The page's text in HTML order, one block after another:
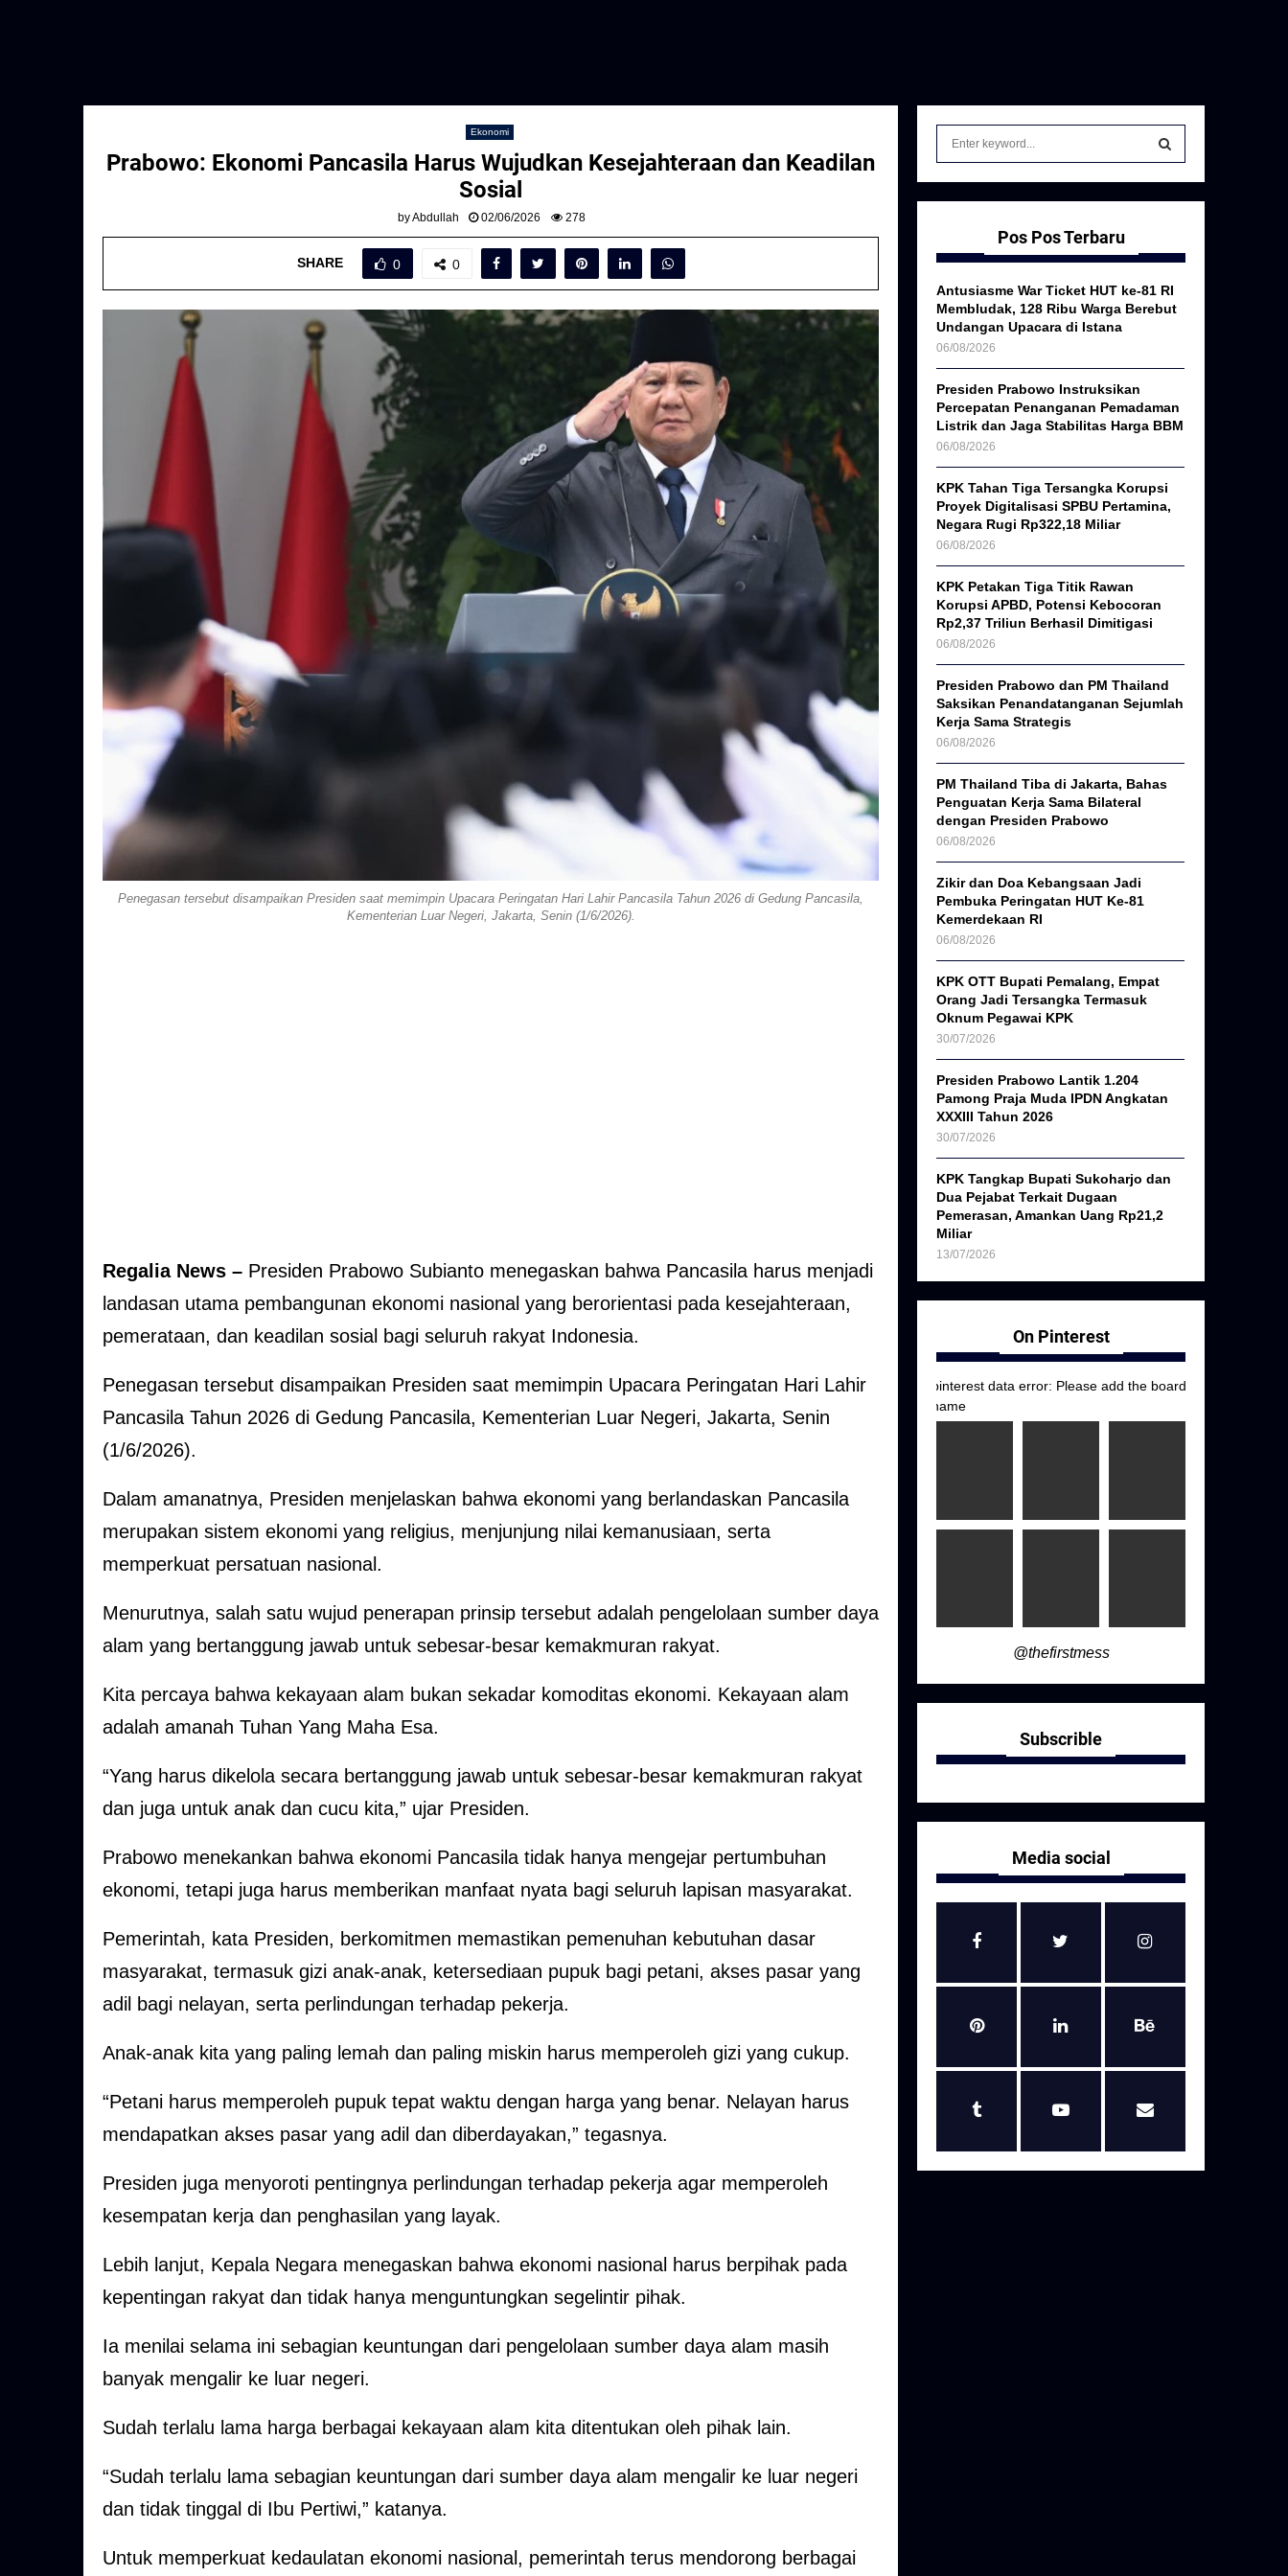
Ekonomi
Prabowo: Ekonomi Pancasila Harus Wujudkan Kesejahteraan dan Keadilan
Sosial
byAbdullah 02/06/2026 278
SHARE 0 0
Penegasan tersebut disampaikan Presiden saat memimpin Upacara Peringatan Hari Lahir Pancasila Tahun 2026 di Gedung Pancasila,
Kementerian Luar Negeri, Jakarta, Senin (1/6/2026).
Regalia News – Presiden Prabowo Subianto menegaskan bahwa Pancasila harus menjadi
landasan utama pembangunan ekonomi nasional yang berorientasi pada kesejahteraan,
pemerataan, dan keadilan sosial bagi seluruh rakyat Indonesia.
Penegasan tersebut disampaikan Presiden saat memimpin Upacara Peringatan Hari Lahir
Pancasila Tahun 2026 di Gedung Pancasila, Kementerian Luar Negeri, Jakarta, Senin
(1/6/2026).
Dalam amanatnya, Presiden menjelaskan bahwa ekonomi yang berlandaskan Pancasila
merupakan sistem ekonomi yang religius, menjunjung nilai kemanusiaan, serta
memperkuat persatuan nasional.
Menurutnya, salah satu wujud penerapan prinsip tersebut adalah pengelolaan sumber daya
alam yang bertanggung jawab untuk sebesar-besar kemakmuran rakyat.
Kita percaya bahwa kekayaan alam bukan sekadar komoditas ekonomi. Kekayaan alam
adalah amanah Tuhan Yang Maha Esa.
“Yang harus dikelola secara bertanggung jawab untuk sebesar-besar kemakmuran rakyat
dan juga untuk anak dan cucu kita,” ujar Presiden.
Prabowo menekankan bahwa ekonomi Pancasila tidak hanya mengejar pertumbuhan
ekonomi, tetapi juga harus memberikan manfaat nyata bagi seluruh lapisan masyarakat.
Pemerintah, kata Presiden, berkomitmen memastikan pemenuhan kebutuhan dasar
masyarakat, termasuk gizi anak-anak, ketersediaan pupuk bagi petani, akses pasar yang
adil bagi nelayan, serta perlindungan terhadap pekerja.
Anak-anak kita yang paling lemah dan paling miskin harus memperoleh gizi yang cukup.
“Petani harus memperoleh pupuk tepat waktu dengan harga yang benar. Nelayan harus
mendapatkan akses pasar yang adil dan diberdayakan,” tegasnya.
Presiden juga menyoroti pentingnya perlindungan terhadap pekerja agar memperoleh
kesempatan kerja dan penghasilan yang layak.
Lebih lanjut, Kepala Negara menegaskan bahwa ekonomi nasional harus berpihak pada
kepentingan rakyat dan tidak hanya menguntungkan segelintir pihak.
Ia menilai selama ini sebagian keuntungan dari pengelolaan sumber daya alam masih
banyak mengalir ke luar negeri.
Sudah terlalu lama harga berbagai kekayaan alam kita ditentukan oleh pihak lain.
“Sudah terlalu lama sebagian keuntungan dari sumber daya alam mengalir ke luar negeri
dan tidak tinggal di Ibu Pertiwi,” katanya.
Untuk memperkuat kedaulatan ekonomi nasional, pemerintah terus mendorong berbagai
f
r
:
S
A
R
H
Pos Pos Terbaru
Antusiasme War Ticket HUT ke-81 RI
Membludak, 128 Ribu Warga Berebut
Undangan Upacara di Istana
06/08/2026
Presiden Prabowo Instruksikan
Percepatan Penanganan Pemadaman
Listrik dan Jaga Stabilitas Harga BBM
06/08/2026
KPK Tahan Tiga Tersangka Korupsi
Proyek Digitalisasi SPBU Pertamina,
Negara Rugi Rp322,18 Miliar
06/08/2026
KPK Petakan Tiga Titik Rawan
Korupsi APBD, Potensi Kebocoran
Rp2,37 Triliun Berhasil Dimitigasi
06/08/2026
Presiden Prabowo dan PM Thailand
Saksikan Penandatanganan Sejumlah
Kerja Sama Strategis
06/08/2026
PM Thailand Tiba di Jakarta, Bahas
Penguatan Kerja Sama Bilateral
dengan Presiden Prabowo
06/08/2026
Zikir dan Doa Kebangsaan Jadi
Pembuka Peringatan HUT Ke-81
Kemerdekaan RI
06/08/2026
KPK OTT Bupati Pemalang, Empat
Orang Jadi Tersangka Termasuk
Oknum Pegawai KPK
30/07/2026
Presiden Prabowo Lantik 1.204
Pamong Praja Muda IPDN Angkatan
XXXIII Tahun 2026
30/07/2026
KPK Tangkap Bupati Sukoharjo dan
Dua Pejabat Terkait Dugaan
Pemerasan, Amankan Uang Rp21,2
Miliar
13/07/2026
On Pinterest
pinterest data error: Please add the board
name
@thefirstmess
Subscrible
Media social